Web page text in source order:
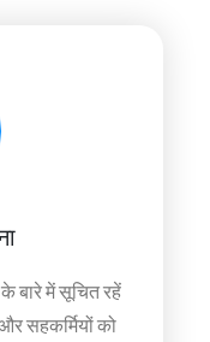
बारे में सूचित रहें
सहकर्मियों को